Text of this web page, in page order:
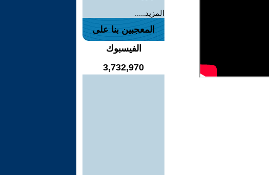
المزيد.....
المعجبين بنا على
الفيسبوك
3,732,970